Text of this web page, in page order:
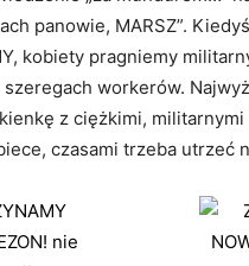
panowie, MARSZ”.
kobiety pragniemy
szeregach workerów.
z ciężkimi,
czasami trzeba utrzeć